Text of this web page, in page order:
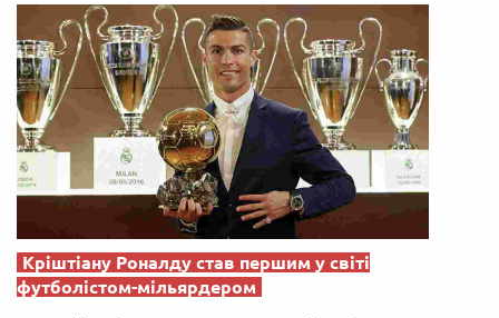
Кріштіану Роналду став першим у світі
футболістом-мільярдером